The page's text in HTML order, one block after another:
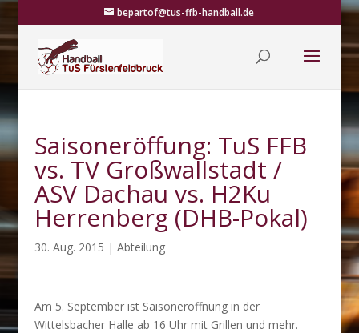
bepartof@tus-ffb-handball.de
Saisoneröffung: TuS FFB
vs. TV Großwallstadt /
ASV Dachau vs. H2Ku
Herrenberg (DHB-Pokal)
30. Aug. 2015 | Abteilung
Am 5. September ist Saisoneröffnung in der
Wittelsbacher Halle ab 16 Uhr mit Grillen und mehr.